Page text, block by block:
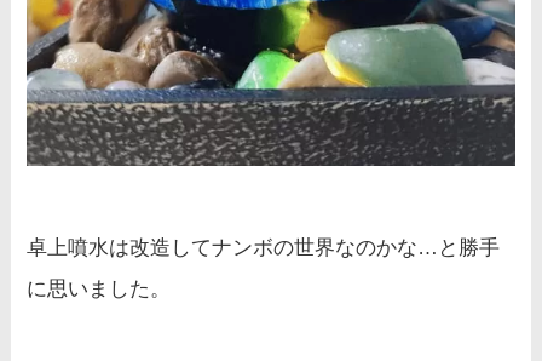
卓上噴水は改造してナンボの世界なのかな…と勝手
に思いました。